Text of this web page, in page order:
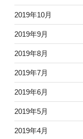
2019年10月
2019年9月
2019年8月
2019年7月
2019年6月
2019年5月
2019年4月